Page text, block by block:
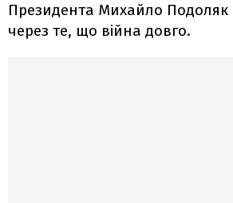
Президента Михайло
через те, що війна довго.